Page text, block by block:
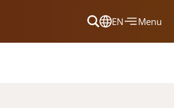
EN
Dansk
Menu